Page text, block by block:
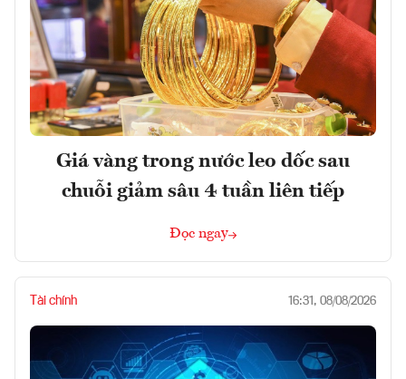
Giá vàng trong nước leo dốc sau
chuỗi giảm sâu 4 tuần liên tiếp
Đọc ngay
Tài chính 16:31, 08/08/2026